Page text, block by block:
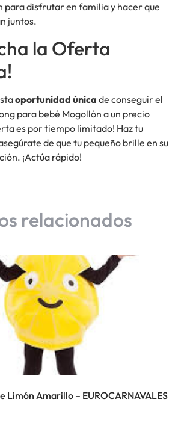
para disfrutar en familia y hacer que
juntos.
la Oferta
oportunidad única de conseguir el
para bebé Mogollón a un precio
es por tiempo limitado! Haz tu
de que tu pequeño brille en su
¡Actúa rápido!
relacionados
Limón Amarillo – EUROCARNAVALES